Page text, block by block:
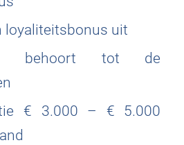
loyaliteitsbonus uit
behoort tot de
€ 3.000 – € 5.000